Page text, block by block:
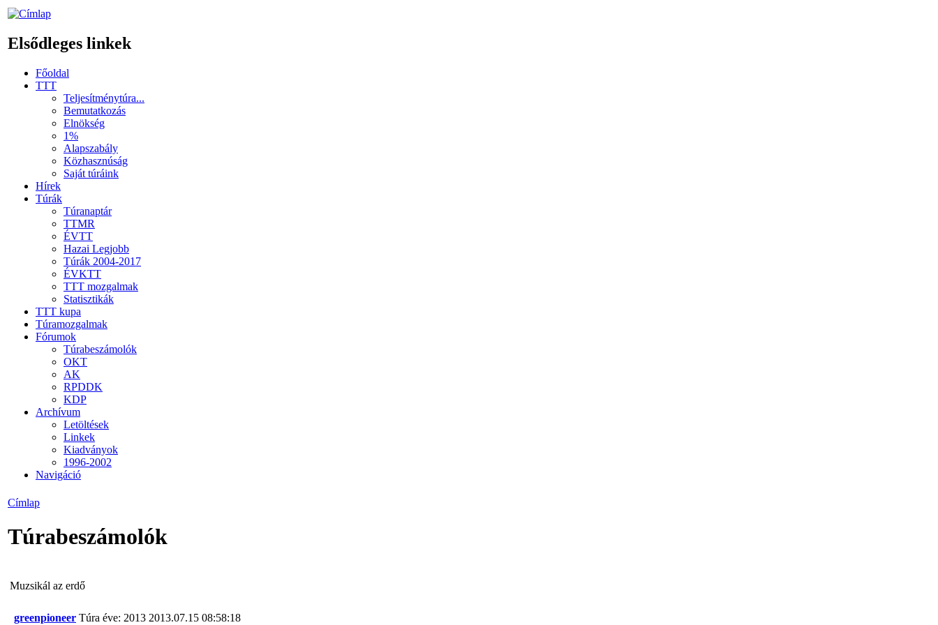
Elsődleges linkek
Főoldal
TTT
Teljesítménytúra...
Bemutatkozás
Elnökség
1%
Alapszabály
Közhasznúság
Saját túráink
Hírek
Túrák
Túranaptár
TTMR
ÉVTT
Hazai Legjobb
Túrák 2004-2017
ÉVKTT
TTT mozgalmak
Statisztikák
TTT kupa
Túramozgalmak
Fórumok
Túrabeszámolók
OKT
AK
RPDDK
KDP
Archívum
Letöltések
Linkek
Kiadványok
1996-2002
Navigáció
Címlap
Túrabeszámolók
Muzsikál az erdő
greenpioneer Túra éve: 2013 2013.07.15 08:58:18